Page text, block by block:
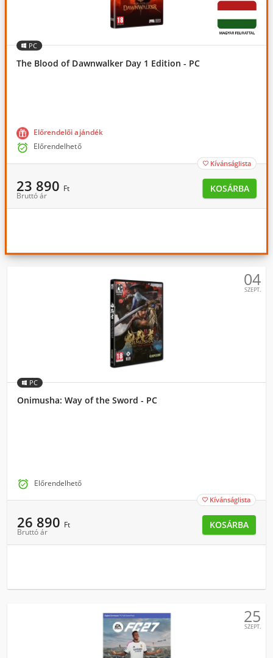
PC
The Blood of Dawnwalker Day 1 Edition - PC
Előrendelői ajándék
 Előrendelhető
 Kívánságlista
23 890 Ft
Bruttó ár
KOSÁRBA
04
SZEPT.
PC
Onimusha: Way of the Sword - PC
 Előrendelhető
 Kívánságlista
26 890 Ft
Bruttó ár
KOSÁRBA
25
SZEPT.